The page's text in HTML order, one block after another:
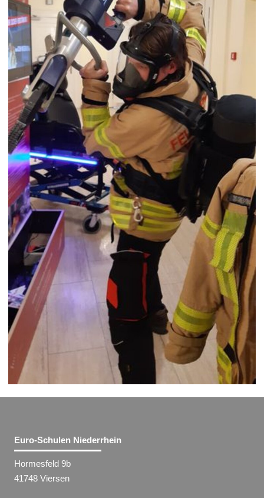
Euro-Schulen Niederrhein
Hormesfeld 9b
41748 Viersen